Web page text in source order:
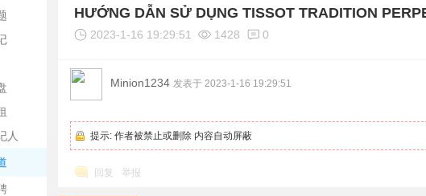
人
HƯỚNG DẪN SỬ DỤNG TISSOT TRADITION
2023-1-16 19:29:51 1428 0
Minion1234 发表于 2023-1-16 19:29:51
提示: 作者被禁止或删除 内容自动屏蔽
回复 举报